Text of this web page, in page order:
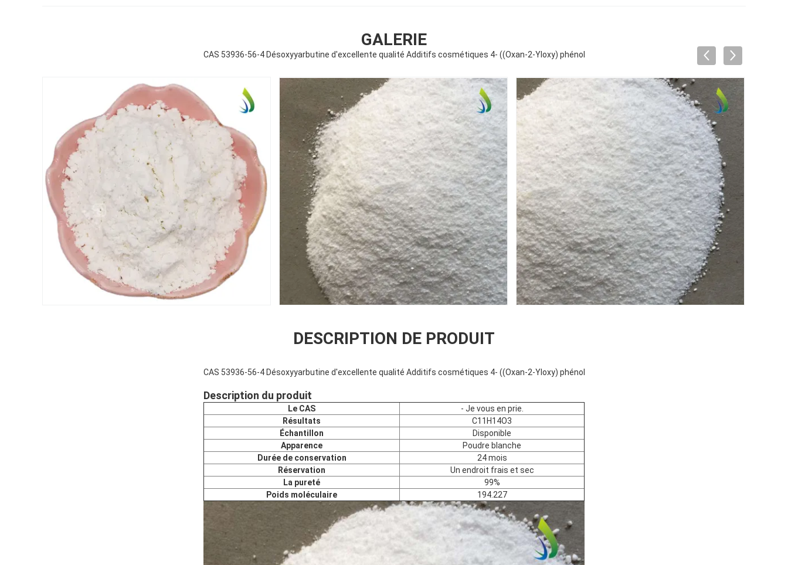
GALERIE
CAS 53936-56-4 Désoxyyarbutine d'excellente qualité Additifs cosmétiques 4- ((Oxan-2-Yloxy) phénol
DESCRIPTION DE PRODUIT
CAS 53936-56-4 Désoxyyarbutine d'excellente qualité Additifs cosmétiques 4- ((Oxan-2-Yloxy) phénol
Description du produit
Le CAS
- Je vous en prie.
Résultats
C11H14O3
Échantillon
Disponible
Apparence
Poudre blanche
Durée de conservation
24 mois
Réservation
Un endroit frais et sec
La pureté
99%
Poids moléculaire
194.227